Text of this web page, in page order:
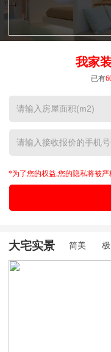
我家
已有
*为了您的权益,您的隐私将被严
大宅实景 简美